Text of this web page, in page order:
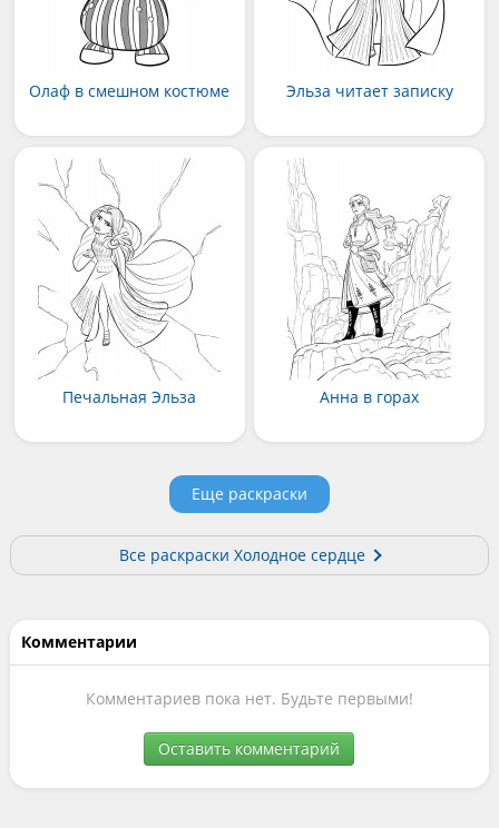
Олаф в смешном костюме Эльза читает записку
Печальная Эльза Анна в горах
Еще раскраски
Все раскраски Холодное сердце
Комментарии
Комментариев пока нет. Будьте первыми!
Оставить комментарий